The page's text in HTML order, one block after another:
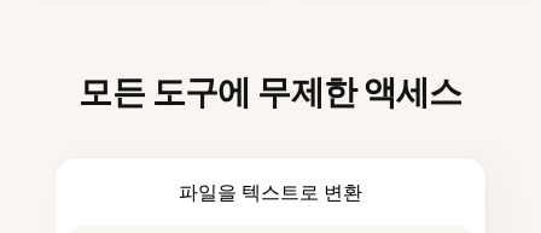
모든 도구에 무제한 액세스
파일을 텍스트로 변환